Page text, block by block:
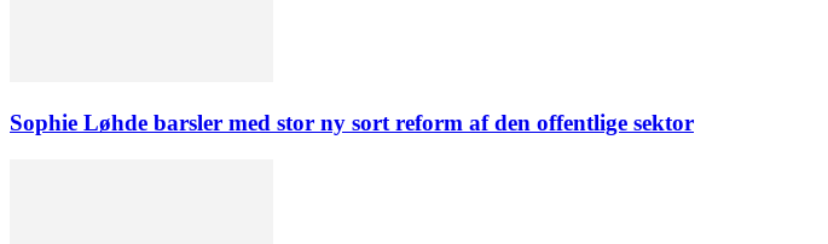
Sophie Løhde barsler med stor ny sort reform af den offentlige sektor